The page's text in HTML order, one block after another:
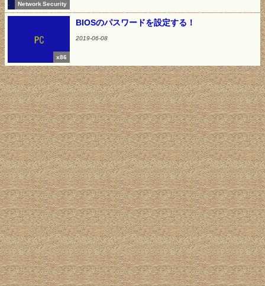
Network Security
x86
BIOSのパスワードを設定する！
2019-06-08